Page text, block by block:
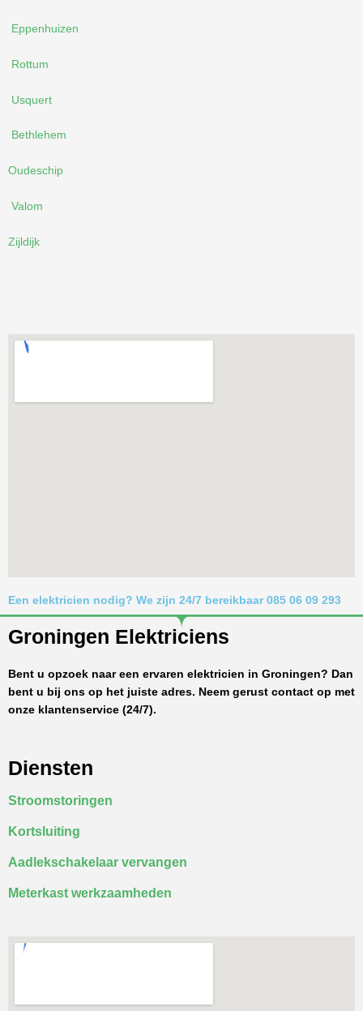
Eppenhuizen
Rottum
Usquert
Bethlehem
Oudeschip
Valom
Zijldijk
Een elektricien nodig? We zijn 24/7 bereikbaar 085 06 09 293
Groningen Elektriciens
Bent u opzoek naar een ervaren elektricien in Groningen? Dan
bent u bij ons op het juiste adres. Neem gerust contact op met
onze klantenservice (24/7).
Diensten
Stroomstoringen
Kortsluiting
Aadlekschakelaar vervangen
Meterkast werkzaamheden